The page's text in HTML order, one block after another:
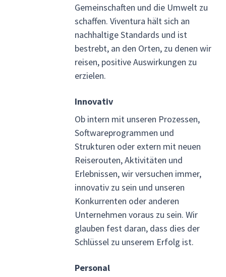
Gemeinschaften und die Umwelt zu
schaffen. Viventura hält sich an
nachhaltige Standards und ist
bestrebt, an den Orten, zu denen wir
reisen, positive Auswirkungen zu
erzielen.
Innovativ
Ob intern mit unseren Prozessen,
Softwareprogrammen und
Strukturen oder extern mit neuen
Reiserouten, Aktivitäten und
Erlebnissen, wir versuchen immer,
innovativ zu sein und unseren
Konkurrenten oder anderen
Unternehmen voraus zu sein. Wir
glauben fest daran, dass dies der
Schlüssel zu unserem Erfolg ist.
Personal